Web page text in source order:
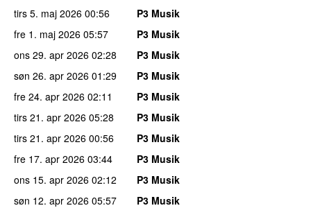
tirs 5. maj 2026 00:56
P3 Musik
fre 1. maj 2026 05:57
P3 Musik
ons 29. apr 2026 02:28
P3 Musik
søn 26. apr 2026 01:29
P3 Musik
fre 24. apr 2026 02:11
P3 Musik
tirs 21. apr 2026 05:28
P3 Musik
tirs 21. apr 2026 00:56
P3 Musik
fre 17. apr 2026 03:44
P3 Musik
ons 15. apr 2026 02:12
P3 Musik
søn 12. apr 2026 05:57
P3 Musik